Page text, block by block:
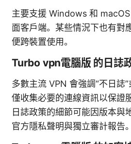
主要支援 Windows 和
面客戶端。某些情況下也有對
便跨裝置使用。
Turbo vpn電腦版 的日誌
多數主流 VPN 會強調“不日誌”
僅收集必要的連線資訊以保證
日誌政策的細節可能因版本與
官方隱私聲明與獨立審計報告。